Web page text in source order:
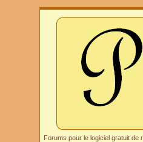
Forums pour le logiciel gratuit de